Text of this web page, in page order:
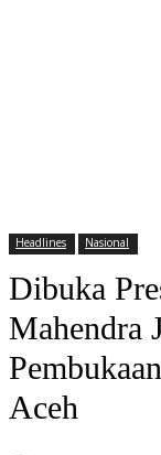
Headlines Nasional
Dibuka
Mahendra
Aceh